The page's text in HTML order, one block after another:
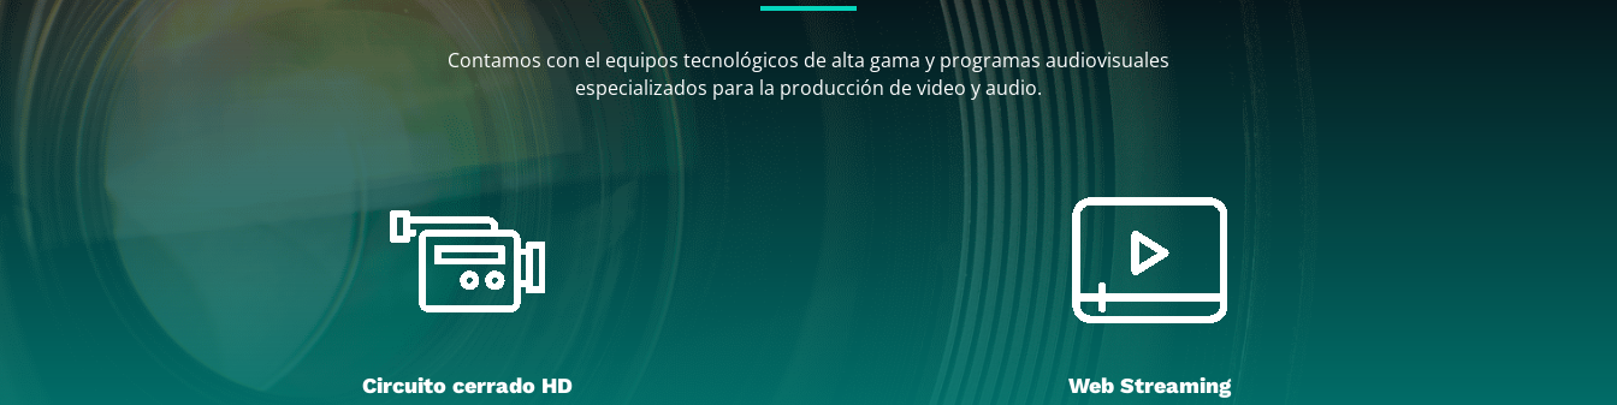
Contamos con el equipos tecnológicos de alta gama y programas audiovisuales
especializados para la producción de video y audio.
Circuito cerrado HD Web Streaming